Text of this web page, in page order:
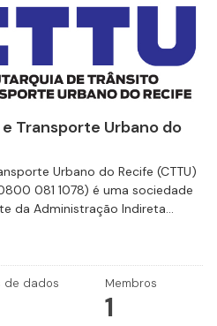
Transporte Urbano do
Urbano do Recife (CTTU)
081 1078) é uma sociedade
da Administração Indireta...
de dados Membros
1